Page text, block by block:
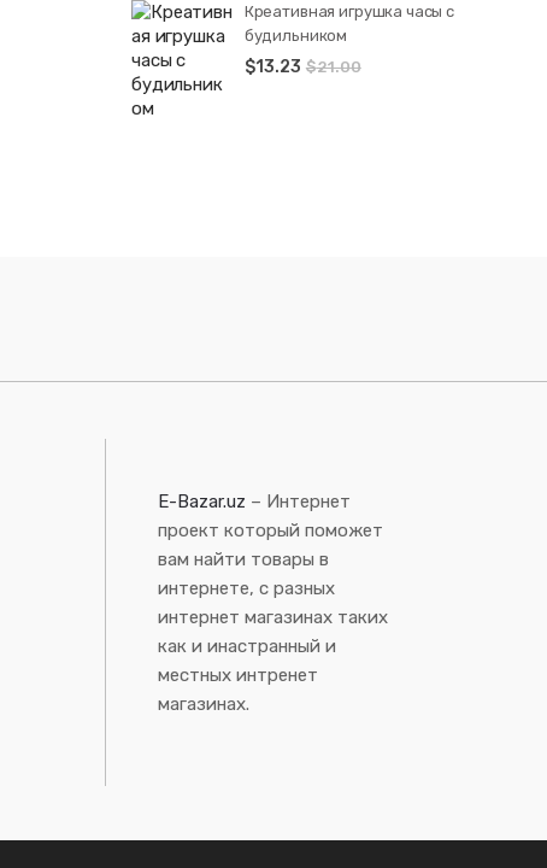
Креативная игрушка часы c
будильником
$13.23 $21.00
E-Bazar.uz – Интернет
проект который поможет
вам найти товары в
интернете, с разных
интернет магазинах таких
как и инастранный и
местных интренет
магазинах.